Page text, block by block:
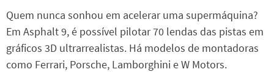
Quem nunca sonhou em acelerar uma supermáquina?
Em Asphalt 9, é possível pilotar 70 lendas das pistas em
gráficos 3D ultrarrealistas. Há modelos de montadoras
como Ferrari, Porsche, Lamborghini e W Motors.